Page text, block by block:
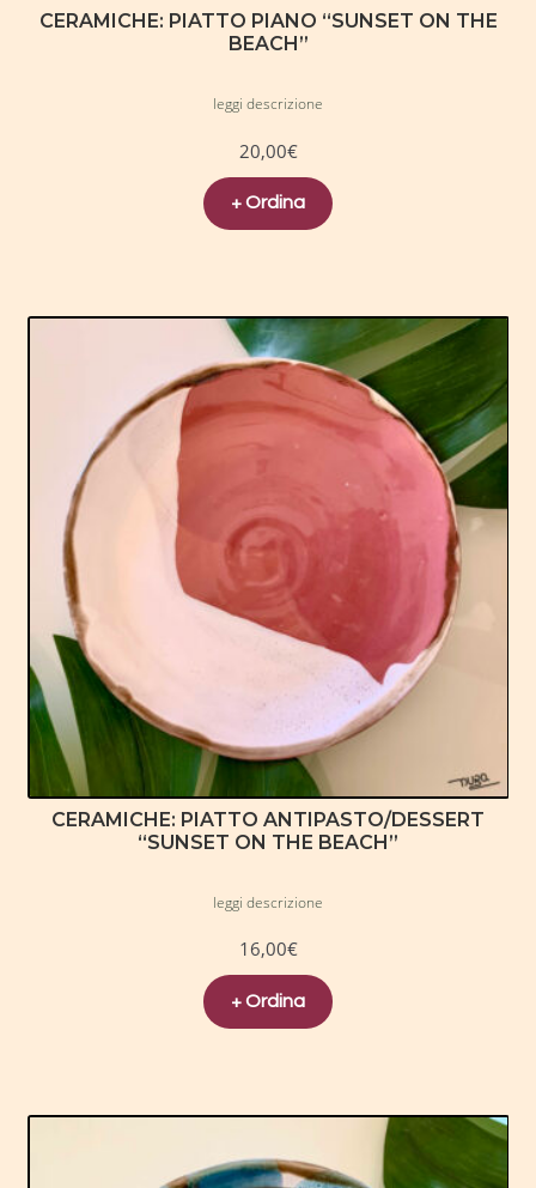
CERAMICHE: PIATTO PIANO “SUNSET ON THE
BEACH”
leggi descrizione
20,00€
+ Ordina
CERAMICHE: PIATTO ANTIPASTO/DESSERT
“SUNSET ON THE BEACH”
leggi descrizione
16,00€
+ Ordina